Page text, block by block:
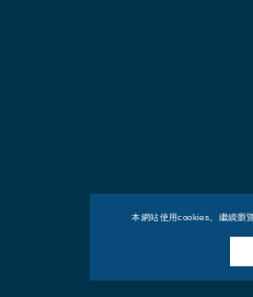
本網站使用cookies。繼續瀏